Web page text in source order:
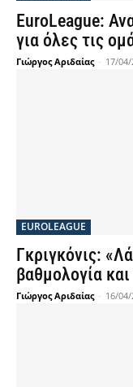
EuroLeague:
για όλες τις
Γιώργος Αριδαίας - 17/
EUROLEAGUE
Γκριγκόνις:
βαθμολογία
Γιώργος Αριδαίας - 16/